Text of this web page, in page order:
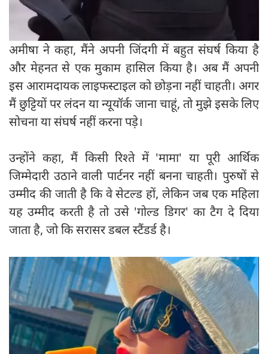
अमीषा ने कहा, मैंने अपनी जिंदगी में बहुत संघर्ष किया है
और मेहनत से एक मुकाम हासिल किया है। अब मैं अपनी
इस आरामदायक लाइफस्टाइल को छोड़ना नहीं चाहती। अगर
मैं छुट्टियों पर लंदन या न्यूयॉर्क जाना चाहूं, तो मुझे इसके लिए
सोचना या संघर्ष नहीं करना पड़े।
उन्होंने कहा, मैं किसी रिश्ते में 'मामा' या पूरी आर्थिक
जिम्मेदारी उठाने वाली पार्टनर नहीं बनना चाहती। पुरुषों से
उम्मीद की जाती है कि वे सेटल्ड हों, लेकिन जब एक महिला
यह उम्मीद करती है तो उसे 'गोल्ड डिगर' का टैग दे दिया
जाता है, जो कि सरासर डबल स्टैंडर्ड है।